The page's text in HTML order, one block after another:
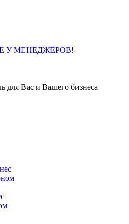
У МЕНЕДЖЕРОВ!
для Вас и Вашего бизнеса